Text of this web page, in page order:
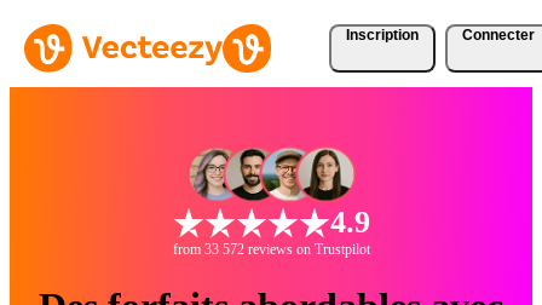
Inscription Connecter
4.9
from 33 572 reviews on Trustpilot